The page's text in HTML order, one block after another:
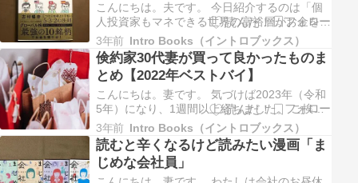
事にしていますが…
こんにちは。夫です。 今日紹介するのは「個
人投資家もマネできる世界の富裕層がお金を増
やしている方法」です。ニッセイアセットマネ
ジメントなどを経て、運用会社を設立。「モー
ニングサテライト」にも出演されている志村暢
彦さんの書籍。 夫 僕はモーニングサテライト
は毎日録画して見ているので…
3年前 Intro Books（イントロブックス）
倹約家30代妻が買って良かったものま
とめ【2022年ベストバイ】
こんにちは。妻です。 気づけば2023年（令和
5年）になり、1週間以上経ちました。 ご挨拶
が遅くなりましたが、今年もIntro Booksをよ
ろしくお願いいたします。 今日はわたし妻が
昨年2022年に買って良かったものを紹介して
いきたいと思います。 妻 2022年は夫から倹約
3年前 Intro Books（イントロブックス）
読むと辛くなるけど読みたい漫画「ま
じめな会社員」